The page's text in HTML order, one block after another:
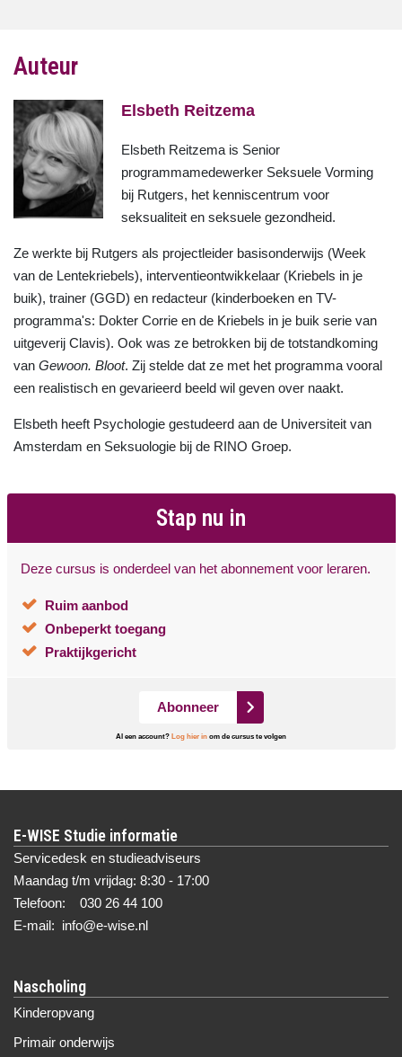
Auteur
Elsbeth Reitzema
Elsbeth Reitzema is Senior
programmamedewerker Seksuele Vorming
bij Rutgers, het kenniscentrum voor
seksualiteit en seksuele gezondheid.
Ze werkte bij Rutgers als projectleider basisonderwijs (Week
van de Lentekriebels), interventieontwikkelaar (Kriebels in je
buik), trainer (GGD) en redacteur (kinderboeken en TV-
programma's: Dokter Corrie en de Kriebels in je buik serie van
uitgeverij Clavis). Ook was ze betrokken bij de totstandkoming
van Gewoon. Bloot. Zij stelde dat ze met het programma vooral
een realistisch en gevarieerd beeld wil geven over naakt.
Elsbeth heeft Psychologie gestudeerd aan de Universiteit van
Amsterdam en Seksuologie bij de RINO Groep.
Stap nu in
Deze cursus is onderdeel van het abonnement voor leraren.
Ruim aanbod
Onbeperkt toegang
Praktijkgericht
Abonneer
Al een account? Log hier in om de cursus te volgen
E-WISE Studie informatie
Servicedesk en studieadviseurs
Maandag t/m vrijdag: 8:30 - 17:00
Telefoon: 030 26 44 100
E-mail: info@e-wise.nl
Nascholing
Kinderopvang
Primair onderwijs